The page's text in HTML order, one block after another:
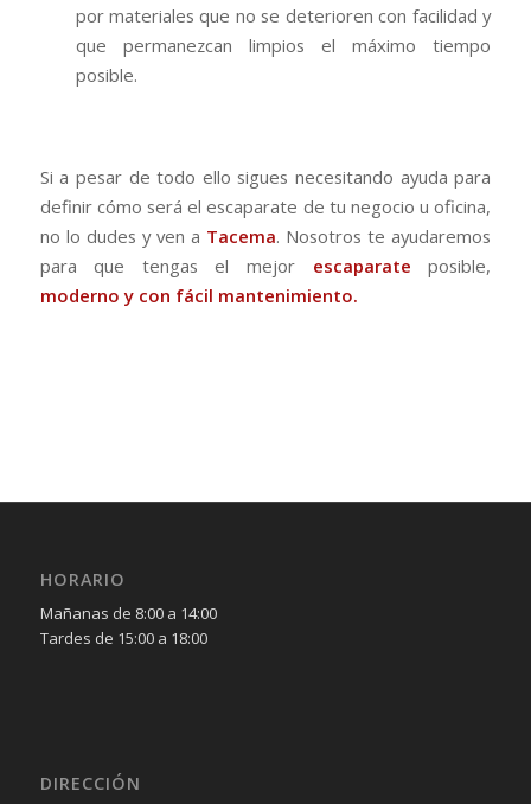
por materiales que no se deterioren con facilidad y
que permanezcan limpios el máximo tiempo
posible.
Si a pesar de todo ello sigues necesitando ayuda para
definir cómo será el escaparate de tu negocio u oficina,
no lo dudes y ven a Tacema. Nosotros te ayudaremos
para que tengas el mejor escaparate posible,
moderno y con fácil mantenimiento.
HORARIO
Mañanas de 8:00 a 14:00
Tardes de 15:00 a 18:00
DIRECCIÓN